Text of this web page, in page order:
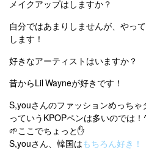
メイクアップはしますか？
自分ではあまりしませんが、やっ
します！
好きなアーティストはいますか？
昔からLil Wayneが好きです！
S,youさんのファッションめっち
っていうKPOPペンは多いのでは！
🌱ここでちょっと✋
S,youさん、韓国はもちろん好き！